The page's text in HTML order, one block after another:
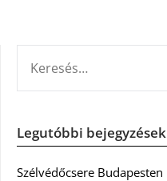
Legutóbbi bejegyzések
Szélvédőcsere Budapesten